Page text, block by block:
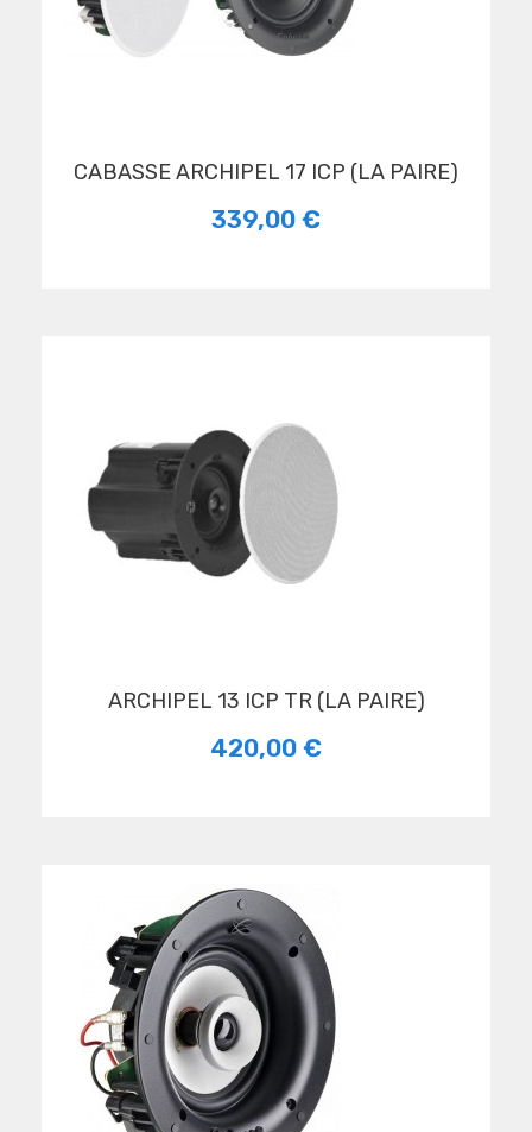
CABASSE ARCHIPEL 17 ICP (LA PAIRE)
339,00 €
ARCHIPEL 13 ICP TR (LA PAIRE)
420,00 €